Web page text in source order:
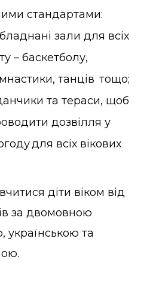
стандартами:
зали для всіх
– баскетболу,
танців тощо;
та тераси, щоб
дозвілля у
для всіх вікових
діти віком від
за двомовною
українською та